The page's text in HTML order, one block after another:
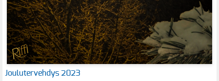
Joulutervehdys 2023